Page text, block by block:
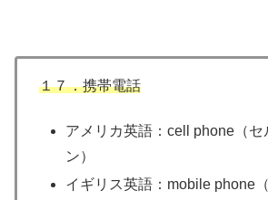
１７．携帯電話
アメリカ英語：cell phone（セ
ン）
イギリス英語：mobile phone